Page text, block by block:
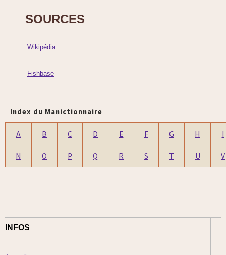
SOURCES
Wikipédia
Fishbase
Index du Manictionnaire
A B C D E F G H I
N O P Q R S T U V
INFOS